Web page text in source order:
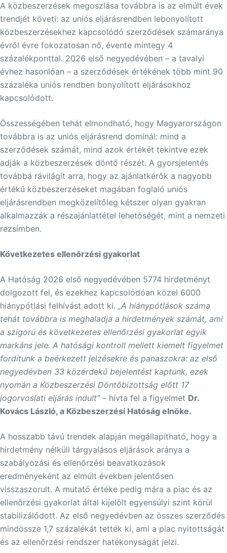
A közbeszerzések megoszlása továbbra is az elmúlt évek
trendjét követi: az uniós eljárásrendben lebonyolított
közbeszerzésekhez kapcsolódó szerződések számaránya
évről évre fokozatosan nő, évente mintegy 4
százalékponttal. 2026 első negyedévében – a tavalyi
évhez hasonlóan – a szerződések értékének több mint 90
százaléka uniós rendben bonyolított eljárásokhoz
kapcsolódott.
Összességében tehát elmondható, hogy Magyarországon
továbbra is az uniós eljárásrend dominál: mind a
szerződések számát, mind azok értékét tekintve ezek
adják a közbeszerzések döntő részét. A gyorsjelentés
továbbá rávilágít arra, hogy az ajánlatkérők a nagyobb
értékű közbeszerzéseket magában foglaló uniós
eljárásrendben megközelítőleg kétszer olyan gyakran
alkalmazzák a részajánlattétel lehetőségét, mint a nemzeti
rezsimben.
Következetes ellenőrzési gyakorlat
A Hatóság 2026 első negyedévében 5774 hirdetményt
dolgozott fel, és ezekhez kapcsolódóan közel 6000
hiánypótlási felhívást adott ki. „A hiánypótlások száma
tehát továbbra is meghaladja a hirdetmények számát, ami
a szigorú és következetes ellenőrzési gyakorlat egyik
markáns jele. A hatósági kontroll mellett kiemelt figyelmet
fordítunk a beérkezett jelzésekre és panaszokra: az első
negyedévben 33 közérdekű bejelentést kaptunk, ezek
nyomán a Közbeszerzési Döntőbizottság előtt 17
jogorvoslati eljárás indult” – hívta fel a figyelmet Dr.
Kovács László, a Közbeszerzési Hatóság elnöke.
A hosszabb távú trendek alapján megállapítható, hogy a
hirdetmény nélküli tárgyalásos eljárások aránya a
szabályozási és ellenőrzési beavatkozások
eredményeként az elmúlt években jelentősen
visszaszorult. A mutató értéke pedig mára a piac és az
ellenőrzési gyakorlat által kijelölt egyensúlyi szint körül
stabilizálódott. Az első negyedévben az összes szerződés
mindössze 1,7 százalékát tették ki, ami a piac nyitottságát
és az ellenőrzési rendszer hatékonyságát jelzi.